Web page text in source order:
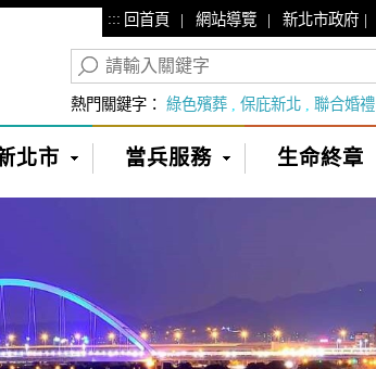
::: 回首頁 | 網站導覽 | 新北市政府 |
熱門關鍵字： 綠色殯葬 保庇新北 聯合婚禮
北市 當兵服務 生命終章